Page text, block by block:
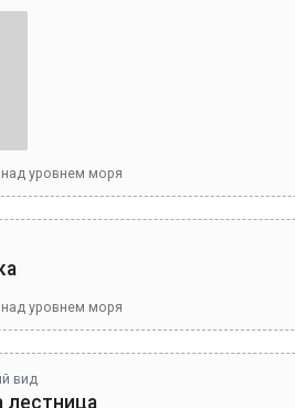
уровнем моря
уровнем моря
вид
лестница